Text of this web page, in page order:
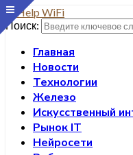
Поиск:
Главная
Новости
Технологии
Железо
Искусственный
Рынок IT
Нейросети